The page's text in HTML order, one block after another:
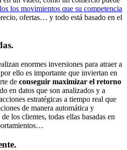
los movimientos que su competencia
ofertas… y todo está basado en el
enormes inversiones para atraer a
ello es importante que inviertan en
de conseguir maximizar el retorno
en datos que son analizados y a
estratégicas a tiempo real que
de manera automática y
los clientes, todas ellas basadas en